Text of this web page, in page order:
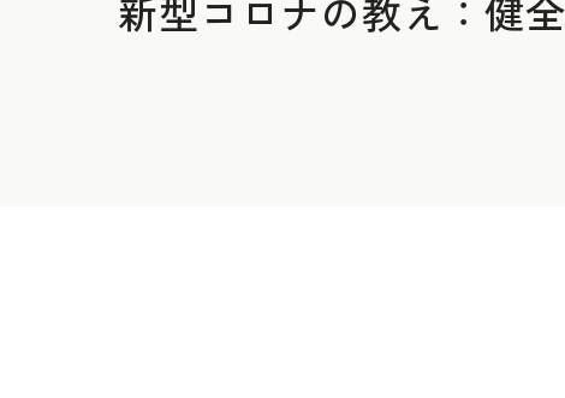
新型コロナの教え：健